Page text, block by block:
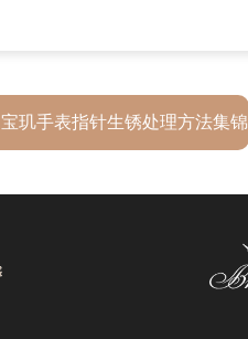
宝玑手表指针生锈处理方法集锦